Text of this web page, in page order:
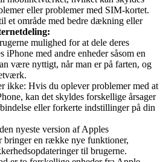
eller problemer med SIM-kortet.
et område med bedre dækning eller
mulighed for at dele deres
iPhone med andre enheder såsom en
være nyttigt, når man er på farten, og
ikke: Hvis du oplever problemer med at
kan det skyldes forskellige årsager
eller forkerte indstillinger på din
nyeste version af Apples
bringer en række nye funktioner,
til brugerne.